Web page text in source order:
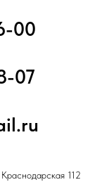
00
07
112